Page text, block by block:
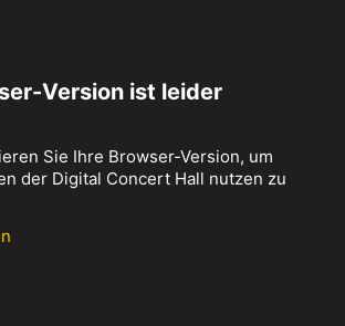
Version ist leider
Sie Ihre Browser-Version, um
der Digital Concert Hall nutzen zu